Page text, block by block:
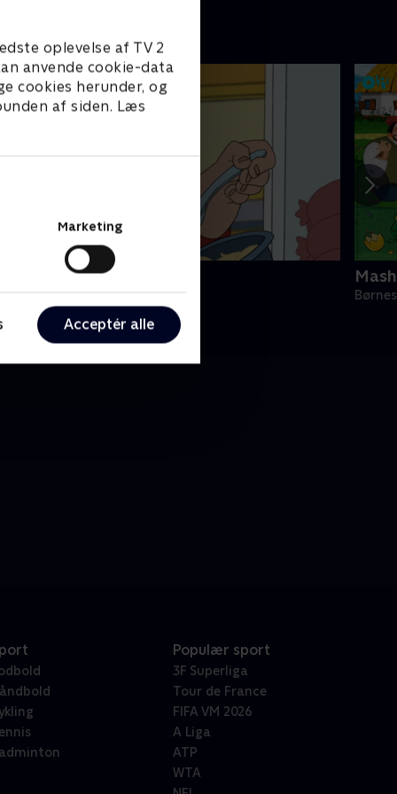
oplevelse af TV 2
anvende cookie-data
cookies herunder, og
af siden. Læs
Marketing
Acceptér alle
Karlsson på taget
• 1 sæsoner
Populær sport
3F Superliga
Tour de France
FIFA VM 2026
A Liga
ATP
WTA